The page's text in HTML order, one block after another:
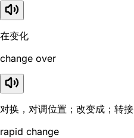
在变化
change over
对换，对调位置；改变成；转接
rapid change